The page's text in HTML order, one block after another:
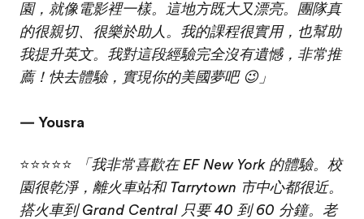
園，就像電影裡一樣。這地方既大又漂亮。團隊真
的很親切、很樂於助人。我的課程很實用，也幫助
我提升英文。我對這段經驗完全沒有遺憾，非常推
薦！快去體驗，實現你的美國夢吧 😉」
— Yousra
⭐⭐⭐⭐⭐
「我非常喜歡在 EF New York 的體驗。校
園很乾淨，離火車站和 Tarrytown 市中心都很近。
搭火車到 Grand Central 只要 40 到 60 分鐘。老